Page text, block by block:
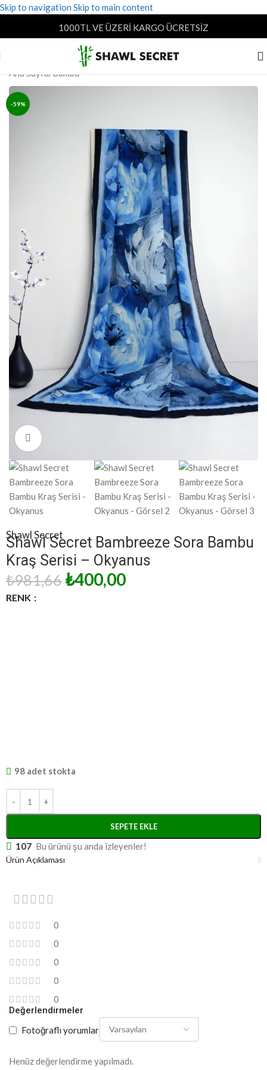
Skip to navigation Skip to main content
1000TL VE ÜZERİ KARGO ÜCRETSİZ
Ana Sayfa/Bambu
-59%
Click to enlarge
Shawl Secret
Shawl Secret Bambreeze Sora Bambu
Kraş Serisi – Okyanus
₺981,66 ₺400,00
RENK
98 adet stokta
SEPETE EKLE
107 Bu ürünü şu anda izleyenler!
Ürün Açıklaması
0
0
0
0
0
Değerlendirmeler
Fotoğraflı yorumlar
Henüz değerlendirme yapılmadı.